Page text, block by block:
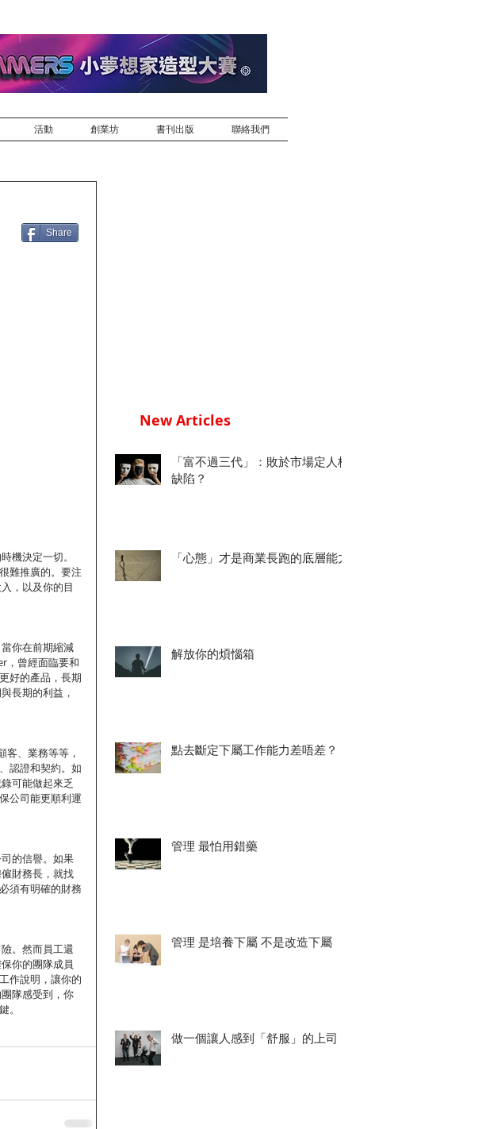
活動 創業坊 書刊出版 聯絡我們
機決定一切。
難推廣的。要注
，以及你的目
你在前期縮減
，曾經面臨要和
好的產品，長期
長期的利益，
客、業務等等，
認證和契約。如
可能做起來乏
公司能更順利運
的信譽。如果
財務長，就找
須有明確的財務
。然而員工還
你的團隊成員
作說明，讓你的
隊感受到，你
。
Share
New Articles
「富不過三代」：敗於市場定人格
缺陷？
「心態」才是商業長跑的底層能力
解放你的煩惱箱
點去斷定下屬工作能力差唔差？
管理 最怕用錯藥
管理 是培養下屬 不是改造下屬
做一個讓人感到「舒服」的上司